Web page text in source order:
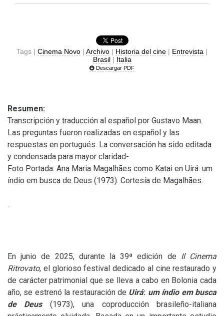
Tags | Cinema Novo | Archivo | Historia del cine | Entrevista |
Brasil| Italia
Descargar PDF
Resumen:
Transcripción y traducción al español por Gustavo Maan.
Las preguntas fueron realizadas en español y las
respuestas en portugués. La conversación ha sido editada
y condensada para mayor claridad-
Foto Portada: Ana Maria Magalhães como Katai en Uirá: um
índio em busca de Deus (1973). Cortesía de Magalhães.
.
En junio de 2025, durante la 39ª edición de Il Cinema
Ritrovato, el glorioso festival dedicado al cine restaurado y
de carácter patrimonial que se lleva a cabo en Bolonia cada
año, se estrenó la restauración de Uirá: um índio em busca
de Deus
(1973), una coproducción brasileño-italiana